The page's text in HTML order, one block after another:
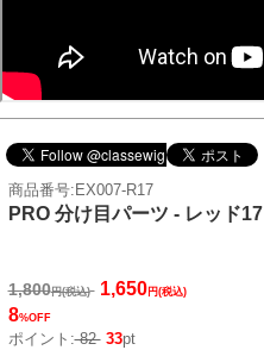
商品番号:EX007-R17
PRO 分け目パーツ - レッド17
1,800円(税込) 1,650円(税込)
8%OFF
ポイント:82 33pt